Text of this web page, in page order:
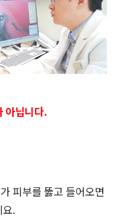
아닙니다.
피부를 뚫고 들어오면
.